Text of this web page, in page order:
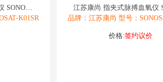
江苏康尚 指夹式脉搏血氧仪 SONOSAT
K01SR
品牌：江苏康尚 型号：
价格:签约议价